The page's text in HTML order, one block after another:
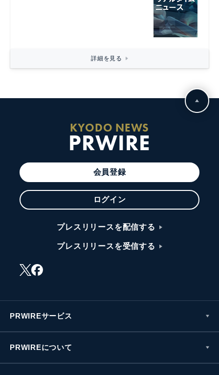
詳細を見る
KYODO NEWS
PRWIRE
会員登録
ログイン
プレスリリースを配信する
プレスリリースを受信する
PRWIREサービス
PRWIREについて